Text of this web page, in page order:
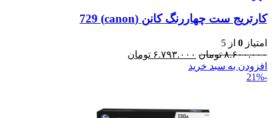
کارتریج ست چهاررنگ کانن (canon) 729
امتیاز 0 از 5
۸.۶۰۰.۰۰۰ تومان ۶.۷۹۳.۰۰۰ تومان
افزودن به سبد خرید
-21%